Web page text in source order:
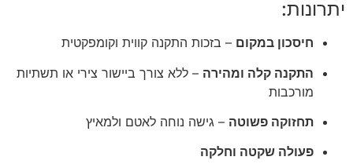
יתרונות:
חיסכון במקום – בזכות התקנה קווית וקומפקטית
התקנה קלה ומהירה – ללא צורך ביישור צירי או תשתיות
מורכבות
תחזוקה פשוטה – גישה נוחה לאטם ולמאיץ
פעולה שקטה וחלקה